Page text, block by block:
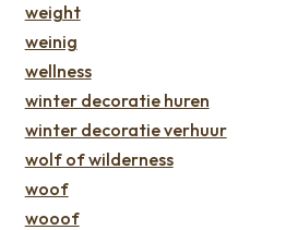
weight
weinig
wellness
winter decoratie huren
winter decoratie verhuur
wolf of wilderness
woof
wooof